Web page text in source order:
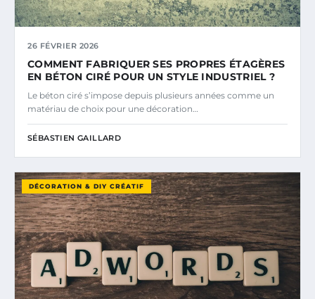
26 FÉVRIER 2026
COMMENT FABRIQUER SES PROPRES ÉTAGÈRES
EN BÉTON CIRÉ POUR UN STYLE INDUSTRIEL ?
Le béton ciré s’impose depuis plusieurs années comme un
matériau de choix pour une décoration…
SÉBASTIEN GAILLARD
DÉCORATION & DIY CRÉATIF